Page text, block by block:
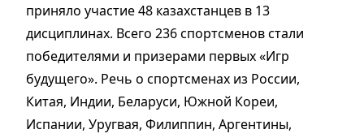
приняло участие 48 казахстанцев в 13
дисциплинах. Всего 236 спортсменов стали
победителями и призерами первых «Игр
будущего». Речь о спортсменах из России,
Китая, Индии, Беларуси, Южной Кореи,
Испании, Уругвая, Филиппин, Аргентины,